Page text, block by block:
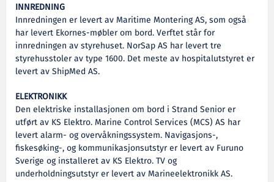
INNREDNING
Innredningen er levert av Maritime Montering AS, som også
har levert Ekornes-møbler om bord. Verftet står for
innredningen av styrehuset. NorSap AS har levert tre
styrehusstoler av type 1600. Det meste av hospitalutstyret er
levert av ShipMed AS.
ELEKTRONIKK
Den elektriske installasjonen om bord i Strand Senior er
utført av KS Elektro. Marine Control Services (MCS) AS har
levert alarm- og overvåkningssystem. Navigasjons-,
fiskesøking-, og kommunikasjonsutstyr er levert av Furuno
Sverige og installeret av KS Elektro. TV og
underholdningsutstyr er levert av Marineelektronikk AS.